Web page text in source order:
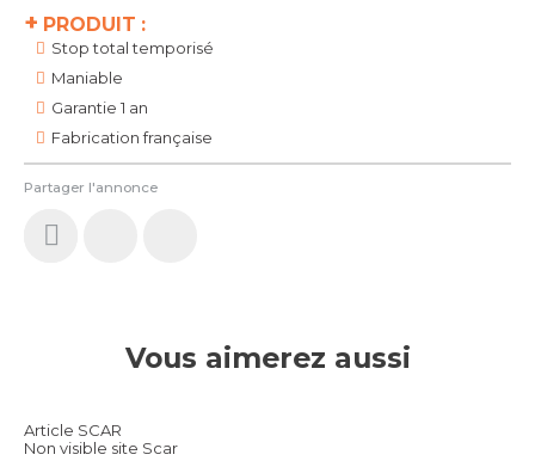
+ PRODUIT :
Stop total temporisé
Maniable
Garantie 1 an
Fabrication française
Partager l'annonce
Vous aimerez aussi
Article SCAR
Non visible site Scar